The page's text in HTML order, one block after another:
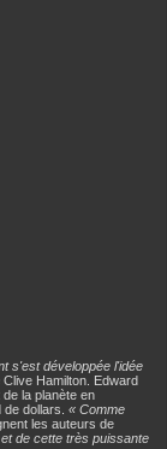
s'est développée l'idée
Clive Hamilton. Edward
la planète en
dollars. « Comme
les auteurs de
de cette très puissante